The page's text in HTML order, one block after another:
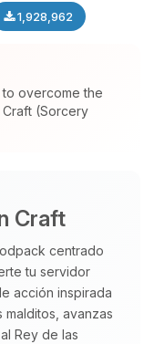
1,928,962
overcome the
(Sorcery
Craft
centrado
tu servidor
acción inspirada
malditos, avanzas
Rey de las